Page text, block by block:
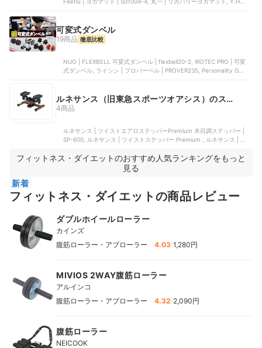
可変式ダンベル
19商品 徹底比較
NUO | FLEXBELL 可変式ダンベル | flexbell20-2, iROTEC PRO | 可変
式ダンベル, ライシン | プロバーベル | PROVER235, Personality Gym
ルネサンス（旧東急スポーツオアシス）のステ
ッパー
4商品
ルネサンス | ツイストエアロステッパーPremium 木目調ステッパー |
SP-600, ルネサンス | ツイストステッパー Premium , ルネサンス | ツ
ロ ステッパー | SP-500
フィットネス・ダイエットのおすすめ人気ランキングをもっと
見る
新着
フィットネス・ダイエットの商品レビュー
ダブルホイールローラー
カインズ
腹筋ローラー・アブローラー
4.03 1,280円
MIVIOS 2WAY腹筋ローラー
アルインコ
腹筋ローラー・アブローラー
4.32 2,090円
腹筋ローラー
NEICOOK